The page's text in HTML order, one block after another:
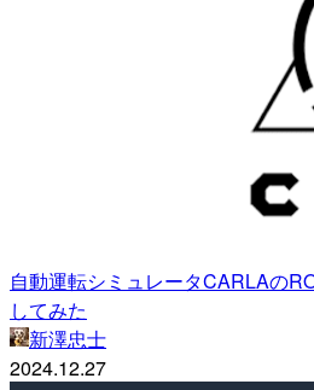
自動運転シミュレータCARLAの
してみた
新澤忠士
2024.12.27